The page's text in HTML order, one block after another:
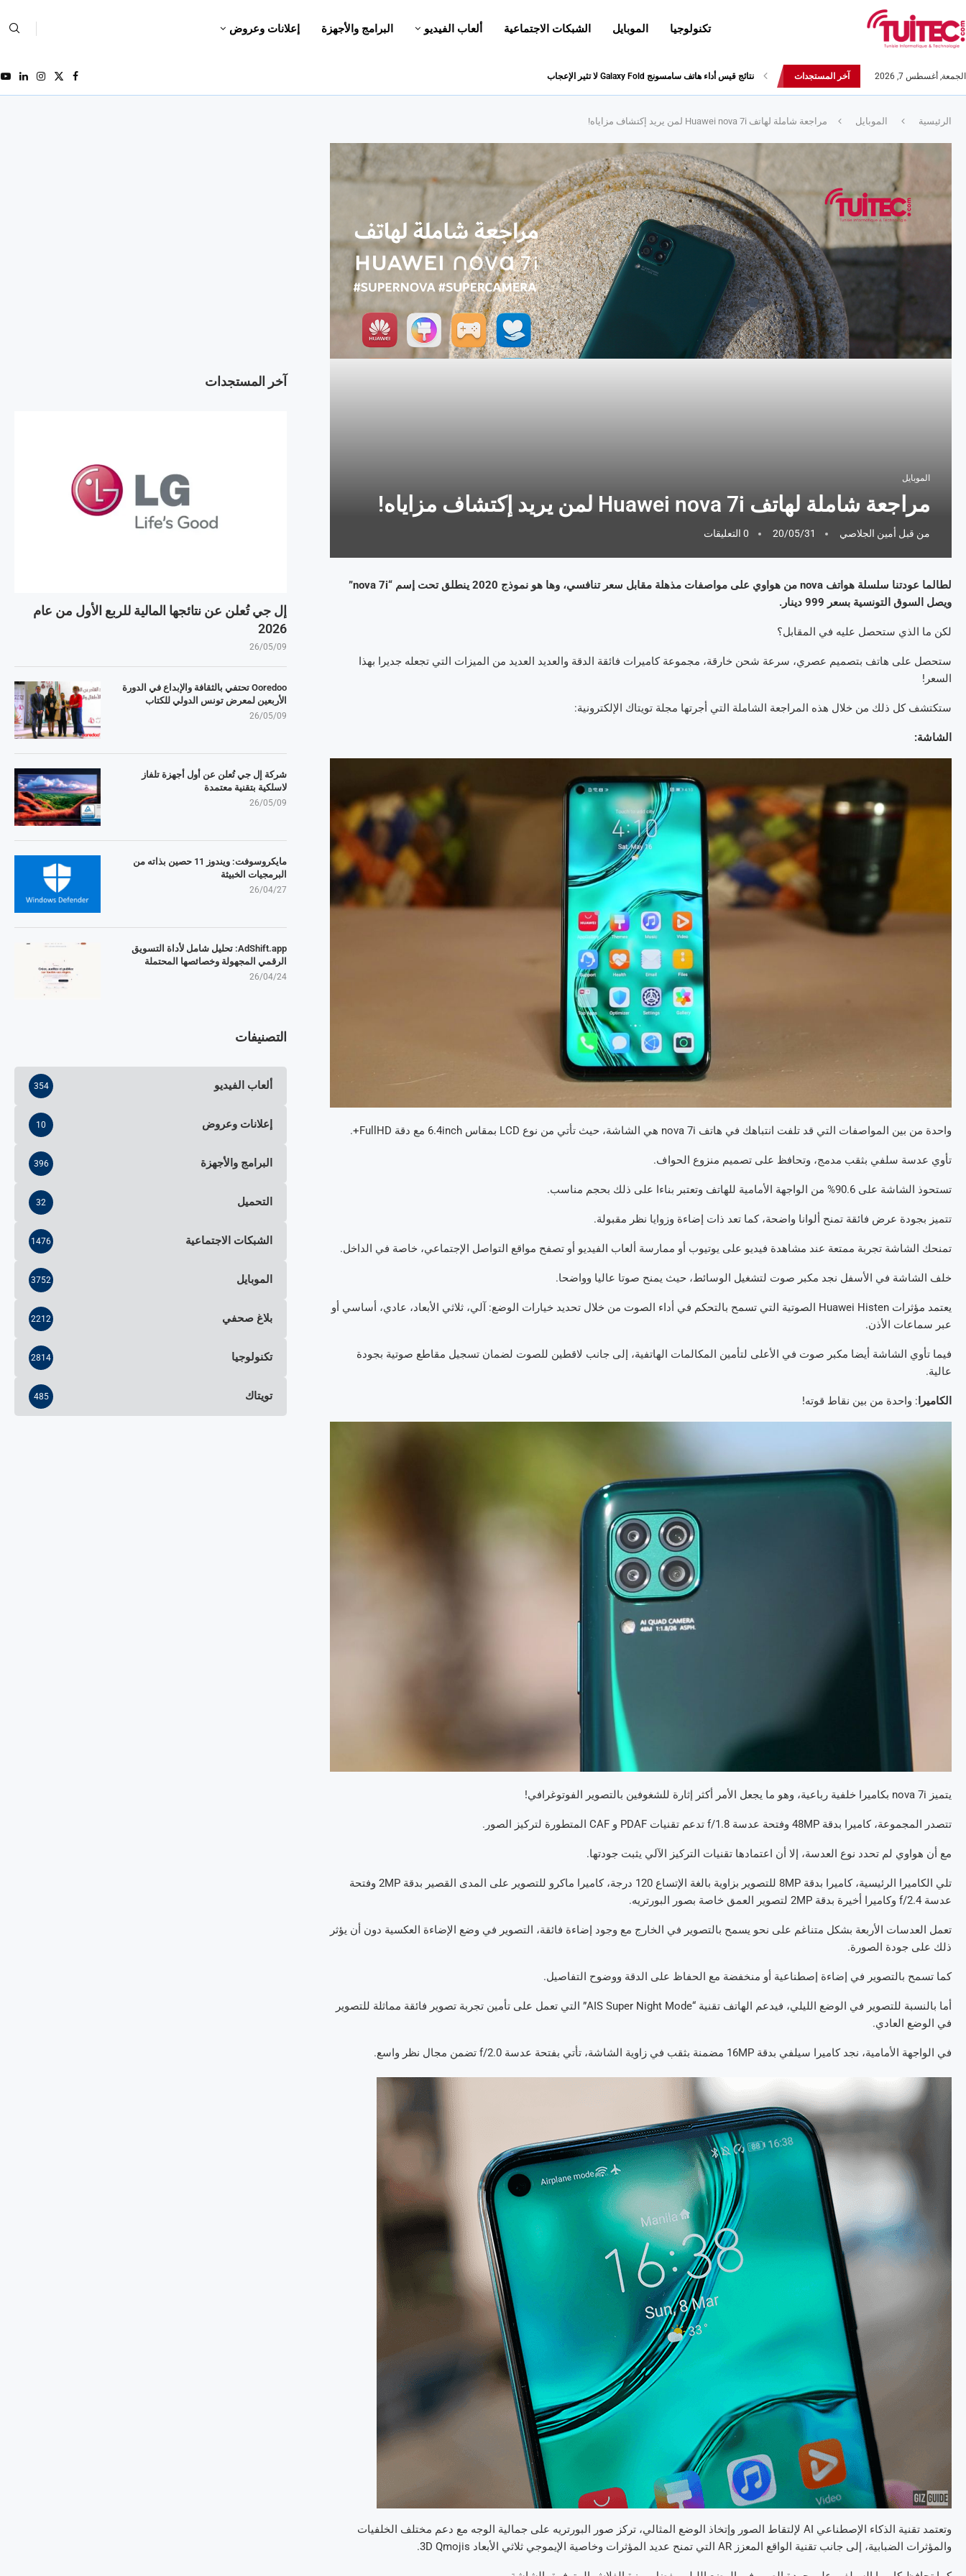
تكنولوجيا الموبايل الشبكات الاجتماعية ألعاب الفيديو البرامج والأجهزة إعلانات وعروض
الجمعة, أغسطس 7, 2026 آخر المستجدات أحدث إصدارات هواوي: هاتف “nova 8 SE” ينطلق رسميا مع أربع...
الرئيسية الموبايل مراجعة شاملة لهاتف Huawei nova 7i لمن يريد إكتشاف مزاياه!
الموبايل
مراجعة شاملة لهاتف Huawei nova 7i لمن يريد إكتشاف مزاياه!
من قبل أمين الجلاصي 20/05/31 0 التعليقات
لطالما عودتنا سلسلة هواتف nova من هواوي على مواصفات مذهلة مقابل سعر تنافسي، وها هو نموذج 2020 ينطلق تحت إسم “nova 7i”
ويصل السوق التونسية بسعر 999 دينار.
لكن ما الذي ستحصل عليه في المقابل؟
ستحصل على هاتف بتصميم عصري، سرعة شحن خارقة، مجموعة كاميرات فائقة الدقة والعديد العديد من الميزات التي تجعله جديرا بهذا
السعر!
ستكتشف كل ذلك من خلال هذه المراجعة الشاملة التي أجرتها مجلة تويتاك الإلكترونية:
الشاشة:
واحدة من بين المواصفات التي قد تلفت انتباهك في هاتف nova 7i هي الشاشة، حيث تأتي من نوع LCD بمقاس 6.4inch مع دقة FullHD+.
تأوي عدسة سلفي بثقب مدمج، وتحافظ على تصميم منزوع الحواف.
تستحوذ الشاشة على 90.6% من الواجهة الأمامية للهاتف وتعتبر بناءا على ذلك بحجم مناسب.
تتميز بجودة عرض فائقة تمنح ألوانا واضحة، كما تعد ذات إضاءة وزوايا نظر مقبولة.
تمنحك الشاشة تجربة ممتعة عند مشاهدة فيديو على يوتيوب أو ممارسة ألعاب الفيديو أو تصفح مواقع التواصل الإجتماعي، خاصة في الداخل.
خلف الشاشة في الأسفل نجد مكبر صوت لتشغيل الوسائط، حيث يمنح صوتا عاليا وواضحا.
يعتمد مؤثرات Huawei Histen الصوتية التي تسمح بالتحكم في أداء الصوت من خلال تحديد خيارات الوضع: آلي، ثلاثي الأبعاد، عادي، أساسي أو
عبر سماعات الأذن.
فيما تأوي الشاشة أيضا مكبر صوت في الأعلى لتأمين المكالمات الهاتفية، إلى جانب لاقطين للصوت لضمان تسجيل مقاطع صوتية بجودة
عالية.
الكاميرا : واحدة من بين نقاط قوته!
يتميز nova 7i بكاميرا خلفية رباعية، وهو ما يجعل الأمر أكثر إثارة للشغوفين بالتصوير الفوتوغرافي!
تتصدر المجموعة، كاميرا بدقة 48MP وفتحة عدسة f/1.8 تدعم تقنيات PDAF و CAF المتطورة لتركيز الصور.
مع أن هواوي لم تحدد نوع العدسة، إلا أن اعتمادها تقنيات التركيز الآلي يثبت جودتها.
تلي الكاميرا الرئيسية، كاميرا بدقة 8MP للتصوير بزاوية بالغة الإتساع 120 درجة، كاميرا ماكرو للتصوير على المدى القصير بدقة 2MP وفتحة
عدسة f/2.4 وكاميرا أخيرة بدقة 2MP لتصوير العمق خاصة بصور البورتريه.
تعمل العدسات الأربعة بشكل متناغم على نحو يسمح بالتصوير في الخارج مع وجود إضاءة فائقة، التصوير في وضع الإضاءة العكسية دون أن يؤثر
ذلك على جودة الصورة.
كما تسمح بالتصوير في إضاءة إصطناعية أو منخفضة مع الحفاظ على الدقة ووضوح التفاصيل.
أما بالنسبة للتصوير في الوضع الليلي، فيدعم الهاتف تقنية “AIS Super Night Mode” التي تعمل على تأمين تجربة تصوير فائقة مماثلة للتصوير
في الوضع العادي.
في الواجهة الأمامية، نجد كاميرا سيلفي بدقة 16MP مضمنة بثقب في زاوية الشاشة، تأتي بفتحة عدسة f/2.0 تضمن مجال نظر واسع.
وتعتمد تقنية الذكاء الإصطناعي AI لإلتقاط الصور وإتخاذ الوضع المثالي، تركز صور البورتريه على جمالية الوجه مع دعم مختلف الخلفيات
والمؤثرات الضبابية، إلى جانب تقنية الواقع المعزز AR التي تمنح عديد المؤثرات وخاصية الإيموجي ثلاثي الأبعاد 3D Qmojis.
آخر المستجدات
إل جي تُعلن عن نتائجها المالية للربع الأول من عام
2026
26/05/09
Ooredoo تحتفي بالثقافة والإبداع في الدورة
الأربعين لمعرض تونس الدولي للكتاب
26/05/09
شركة إل جي تُعلن عن أول أجهزة تلفاز
لاسلكية بتقنية معتمدة
26/05/09
مايكروسوفت: ويندوز 11 حصين بذاته من
البرمجيات الخبيثة
26/04/27
AdShift.app: تحليل شامل لأداة التسويق
الرقمي المجهولة وخصائصها المحتملة
26/04/24
التصنيفات
ألعاب الفيديو 354
إعلانات وعروض 10
البرامج والأجهزة 396
التحميل 32
الشبكات الاجتماعية 1476
الموبايل 3752
بلاغ صحفي 2212
تكنولوجيا 2814
تويتاك 485